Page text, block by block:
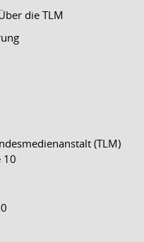
die TLM
(TLM)
10